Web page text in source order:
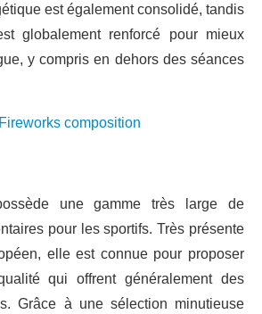
est également consolidé, tandis
globalement renforcé pour mieux
y compris en dehors des séances
une gamme très large de
pour les sportifs. Très présente
elle est connue pour proposer
qui offrent généralement des
Grâce à une sélection minutieuse